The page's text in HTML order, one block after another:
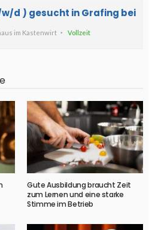
d ) gesucht in Grafing bei
im Kastenwirt Vollzeit
Gute Ausbildung braucht Zeit
zum Lernen und eine starke
Stimme im Betrieb